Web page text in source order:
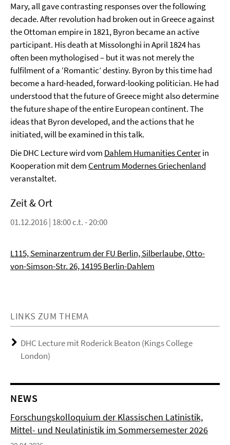
Mary, all gave contrasting responses over the following
decade. After revolution had broken out in Greece against
the Ottoman empire in 1821, Byron became an active
participant. His death at Missolonghi in April 1824 has
often been mythologised – but it was not merely the
fulfilment of a ‘Romantic’ destiny. Byron by this time had
become a hard-headed, forward-looking politician. He had
understood that the future of Greece might also determine
the future shape of the entire European continent. The
ideas that Byron developed, and the actions that he
initiated, will be examined in this talk.
Die DHC Lecture wird vom Dahlem Humanities Centerin
Kooperation mit dem Centrum Modernes Griechenland
veranstaltet.
Zeit & Ort
01.12.2016 | 18:00 c.t. - 20:00
L115, Seminarzentrum der FU Berlin, Silberlaube, Otto-
von-Simson-Str. 26, 14195 Berlin-Dahlem
LINKS ZUM THEMA
DHC Lecture mit Roderick Beaton (Kings College
London)
NEWS
Forschungskolloquium der Klassischen Latinistik,
Mittel- und Neulatinistik im Sommersemester 2026